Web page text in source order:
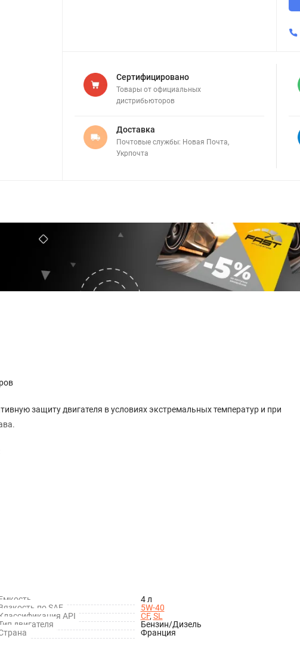
Сертифицировано
Товары от официальных
дистрибьюторов
Доставка
Почтовые службы: Новая Почта,
Укрпочта
защиту двигателя в условиях экстремальных температур и при
4 л
по SAE
5W-40
API CF, SL
двигателя
Бензин/Дизель
Франция